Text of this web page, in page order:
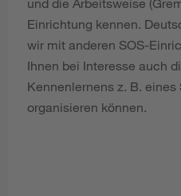
Einrichtung kennen.
wir mit anderen SOS-
Ihnen bei Interesse auch
Kennenlernens z. B.
organisieren können.